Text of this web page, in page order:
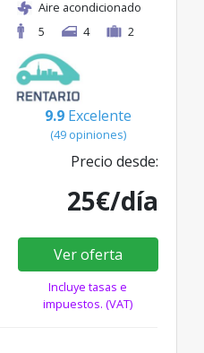
Aire acondicionado
5
4 2
9.9 Excelente
(49 opiniones)
Precio desde:
25€/día
Ver oferta
Incluye tasas e
impuestos. (VAT)